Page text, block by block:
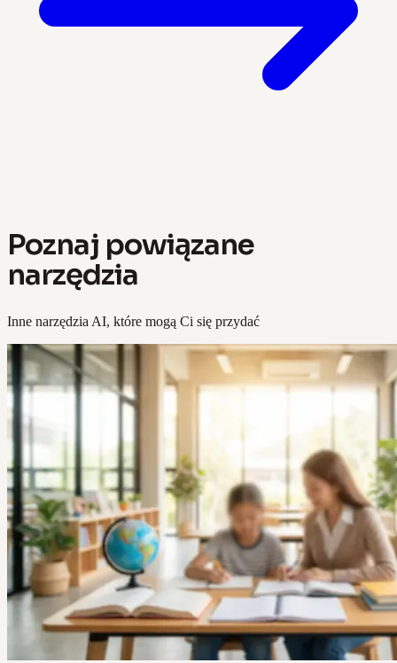
Poznaj powiązane
narzędzia
Inne narzędzia AI, które mogą Ci się przydać